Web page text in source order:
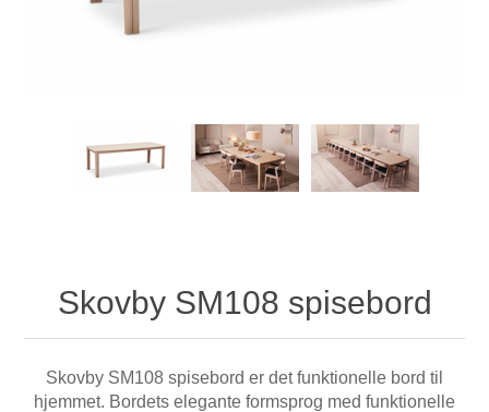
Skovby SM108 spisebord
Skovby SM108 spisebord er det funktionelle bord til
hjemmet. Bordets elegante formsprog med funktionelle